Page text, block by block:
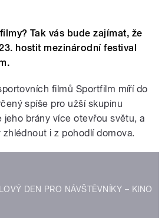
Tak vás bude zajímat, že
hostit mezinárodní festival
filmů Sportfilm míří do
spíše pro užší skupinu
jeho brány více otevřou světu, a
i z pohodlí domova.
DEN PRO NÁVŠTĚVNÍKY – KINO